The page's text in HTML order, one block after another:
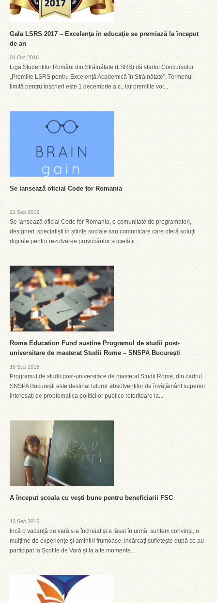
Gala LSRS 2017 – Excelenţa în educaţie se premiază la început
de an
04 Oct 2016
Liga Studenților Români din Străinătate (LSRS) dă startul Concursului
„Premiile LSRS pentru Excelență Academică în Străinătate”. Termenul
limită pentru înscrieri este 1 decembrie a.c., iar premiile vor...
Se lansează oficial Code for Romania
21 Sep 2016
Se lansează oficial Code for Romania, o comunitate de programatori,
designeri, specialiști în științe sociale sau comunicare care oferă soluții
digitale pentru rezolvarea provocărilor societății...
Roma Education Fund susține Programul de studii post-
universitare de masterat Studii Rome – SNSPA București
15 Sep 2016
Programul de studii post-universitare de masterat Studii Rome, din cadrul
SNSPA București este destinat tuturor absolvenților de învățământ superior
interesați de problematica politicilor publice referitoare la...
A început școala cu vești bune pentru beneficiarii FSC
13 Sep 2016
Incă o vacanță de vară s-a încheiat și a lăsat în urmă, suntem convinși, o
mulțime de experiențe și amintiri frumoase. Incărcați sufletește după ce au
participat la Școlile de Vară și la alte momente...